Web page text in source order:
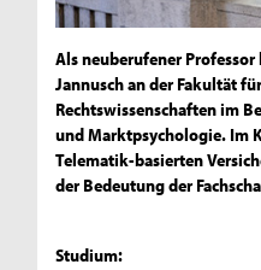
Als neuberufener
Jannusch an der Fakultät
Rechtswissenschaften im
und Marktpsychologie. Im
Telematik-basierten
der Bedeutung der
Studium: